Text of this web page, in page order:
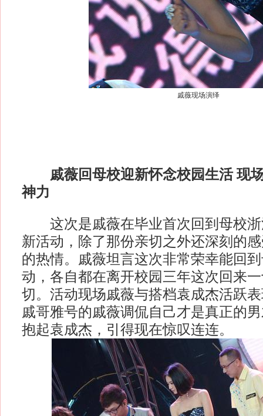
戚薇现场演绎
戚薇回母校迎新怀念校园生活 现
神力
这次是戚薇在毕业首次回到母校浙
新活动，除了那份亲切之外还深刻的
的热情。戚薇坦言这次非常荣幸能回
动，各自都在离开校园三年这次回来
切。活动现场戚薇与搭档袁成杰活跃
戚哥雅号的戚薇调侃自己才是真正的
抱起袁成杰，引得现在惊叹连连。